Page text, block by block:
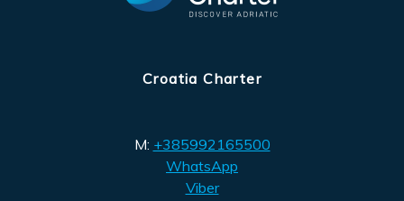
Croatia Charter
M: +385992165500
WhatsApp
Viber